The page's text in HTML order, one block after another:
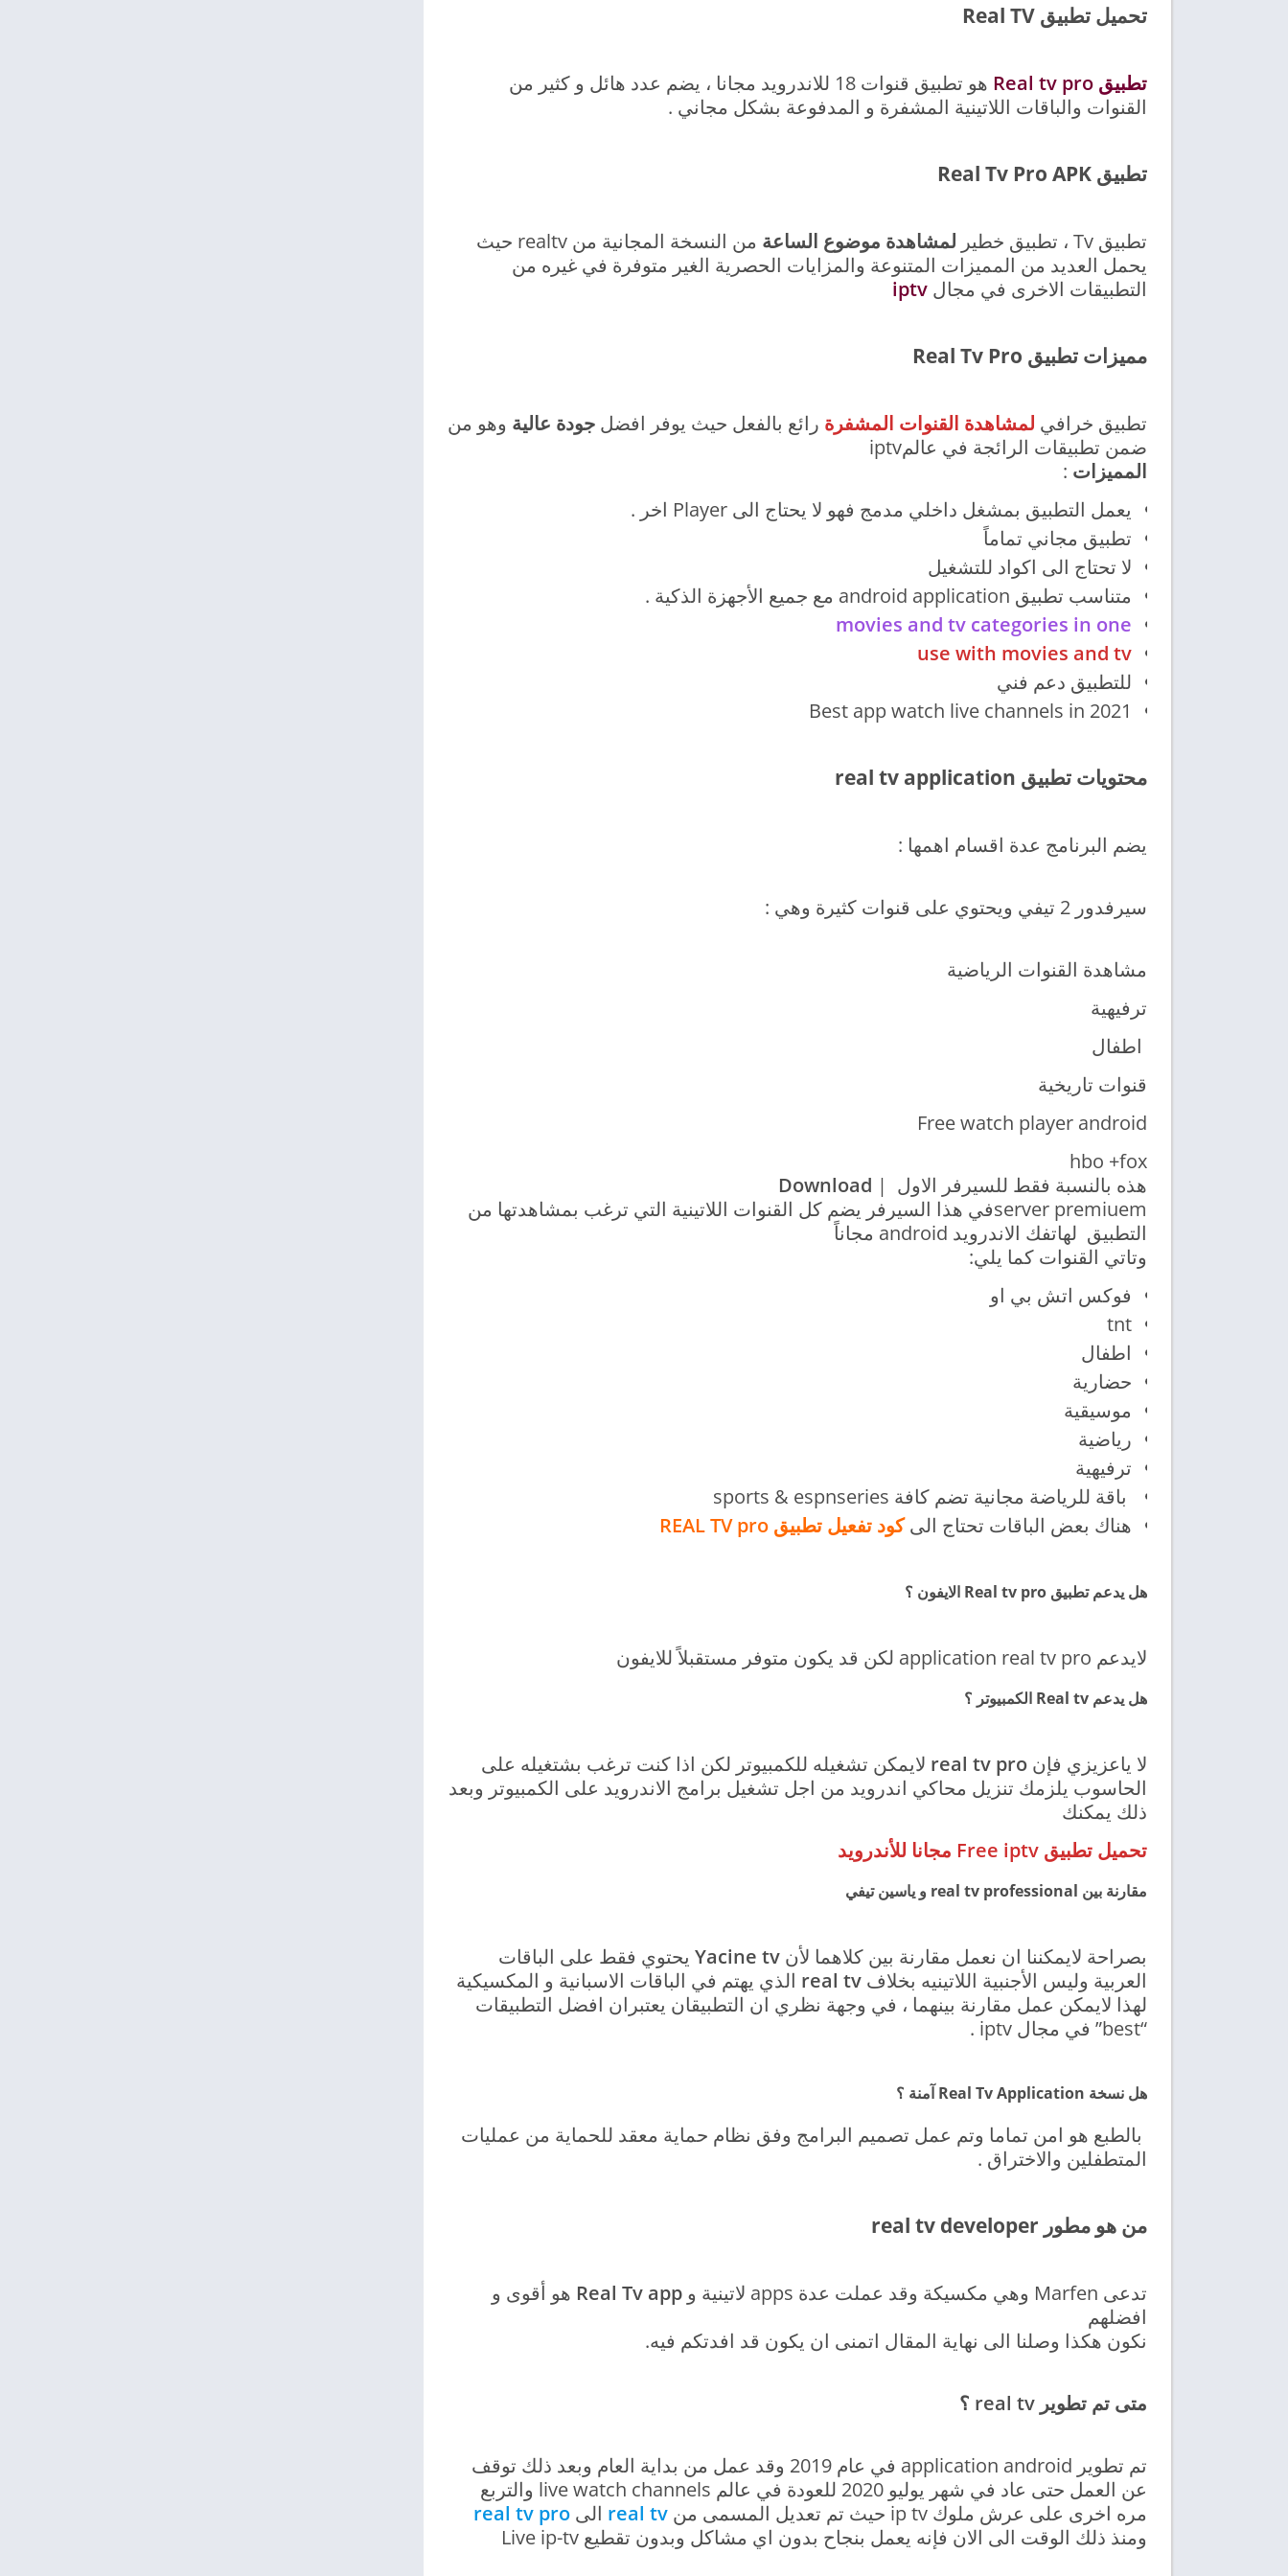
تحميل تطبيق Real TV
تطبيق Real tv pro
هو تطبيق قنوات 18 للاندرويد مجانا ، يضم عدد هائل و كثير من
القنوات والباقات اللاتينية المشفرة و المدفوعة بشكل مجاني .
تطبيق Real Tv Pro APK
تطبيق Tv ، تطبيق خطير لمشاهدة موضوع الساعة
من النسخة المجانية من realtv حيث
يحمل العديد من المميزات المتنوعة والمزايات الحصرية الغير متوفرة في غيره من
التطبيقات الاخرى في مجال iptv
مميزات تطبيق Real Tv Pro
تطبيق خرافي لمشاهدة القنوات المشفرة رائع بالفعل حيث يوفر افضل جودة عالية وهو من
ضمن تطبيقات الرائجة في عالمiptv
المميزات :
يعمل التطبيق بمشغل داخلي مدمج فهو لا يحتاج الى Player اخر .
تطبيق مجاني تماماً
لا تحتاج الى اكواد للتشغيل
متناسب تطبيق android application مع جميع الأجهزة الذكية .
movies and tv categories in one
use with movies and tv
للتطبيق دعم فني
Best app watch live channels in 2021
محتويات تطبيق real tv application
يضم البرنامج عدة اقسام اهمها :
سيرفدور 2 تيفي ويحتوي على قنوات كثيرة وهي :
مشاهدة القنوات الرياضية
ترفيهية
اطفال
قنوات تاريخية
Free watch player android
hbo +fox
هذه بالنسبة فقط للسيرفر الاول | Download
server premiuemفي هذا السيرفر يضم كل القنوات اللاتينية التي ترغب بمشاهدتها من
التطبيق لهاتفك الاندرويد android مجاناً
وتاتي القنوات كما يلي:
فوكس اتش بي او
tnt
اطفال
حضارية
موسيقية
رياضية
ترفيهية
باقة للرياضة مجانية تضم كافة sports & espnseries
هناك بعض الباقات تحتاج الىكود تفعيل تطبيق REAL TV pro
هل يدعم تطبيق Real tv pro الايفون ؟
لايدعم application real tv pro لكن قد يكون متوفر مستقبلاً للايفون
هل يدعم Real tv الكمبيوتر ؟
لا ياعزيزي فإن real tv pro لايمكن تشغيله للكمبيوتر لكن اذا كنت ترغب بشتغيله على
الحاسوب يلزمك تنزيل محاكي اندرويد من اجل تشغيل برامج الاندرويد على الكمبيوتر وبعد
ذلك يمكنك
تحميل تطبيق Free iptv مجانا للأندرويد
مقارنة بين real tv professional و ياسين تيفي
بصراحة لايمكننا ان نعمل مقارنة بين كلاهما لأن
يحتوي فقط على الباقات
العربية وليس الأجنبية اللاتينيه بخلاف real tv الذي يهتم في الباقات الاسبانية و المكسيكية
لهذا لايمكن عمل مقارنة بينهما ، في وجهة نظري ان التطبيقان يعتبران افضل التطبيقات
“best” في مجال iptv .
هل نسخة Real Tv Application آمنة ؟
بالطبع هو امن تماما وتم عمل تصميم البرامج وفق نظام حماية معقد للحماية من عمليات
المتطفلين والاختراق .
من هو مطور real tv developer
تدعى Marfen وهي مكسيكة وقد عملت عدة apps لاتينية و Real Tv app هو أقوى و
افضلهم
نكون هكذا وصلنا الى نهاية المقال اتمنى ان يكون قد افدتكم فيه.
متى تم تطوير real tv ؟
تم تطوير application android في عام 2019 وقد عمل من بداية العام وبعد ذلك توقف
عن العمل حتى عاد في شهر يوليو 2020 للعودة في عالم live watch channels والتربع
مره اخرى على عرش ملوك ip tv حيث تم تعديل المسمى من
real tv الى real tv pro
ومنذ ذلك الوقت الى الان فإنه يعمل بنجاح بدون اي مشاكل وبدون تقطيع Live ip-tv